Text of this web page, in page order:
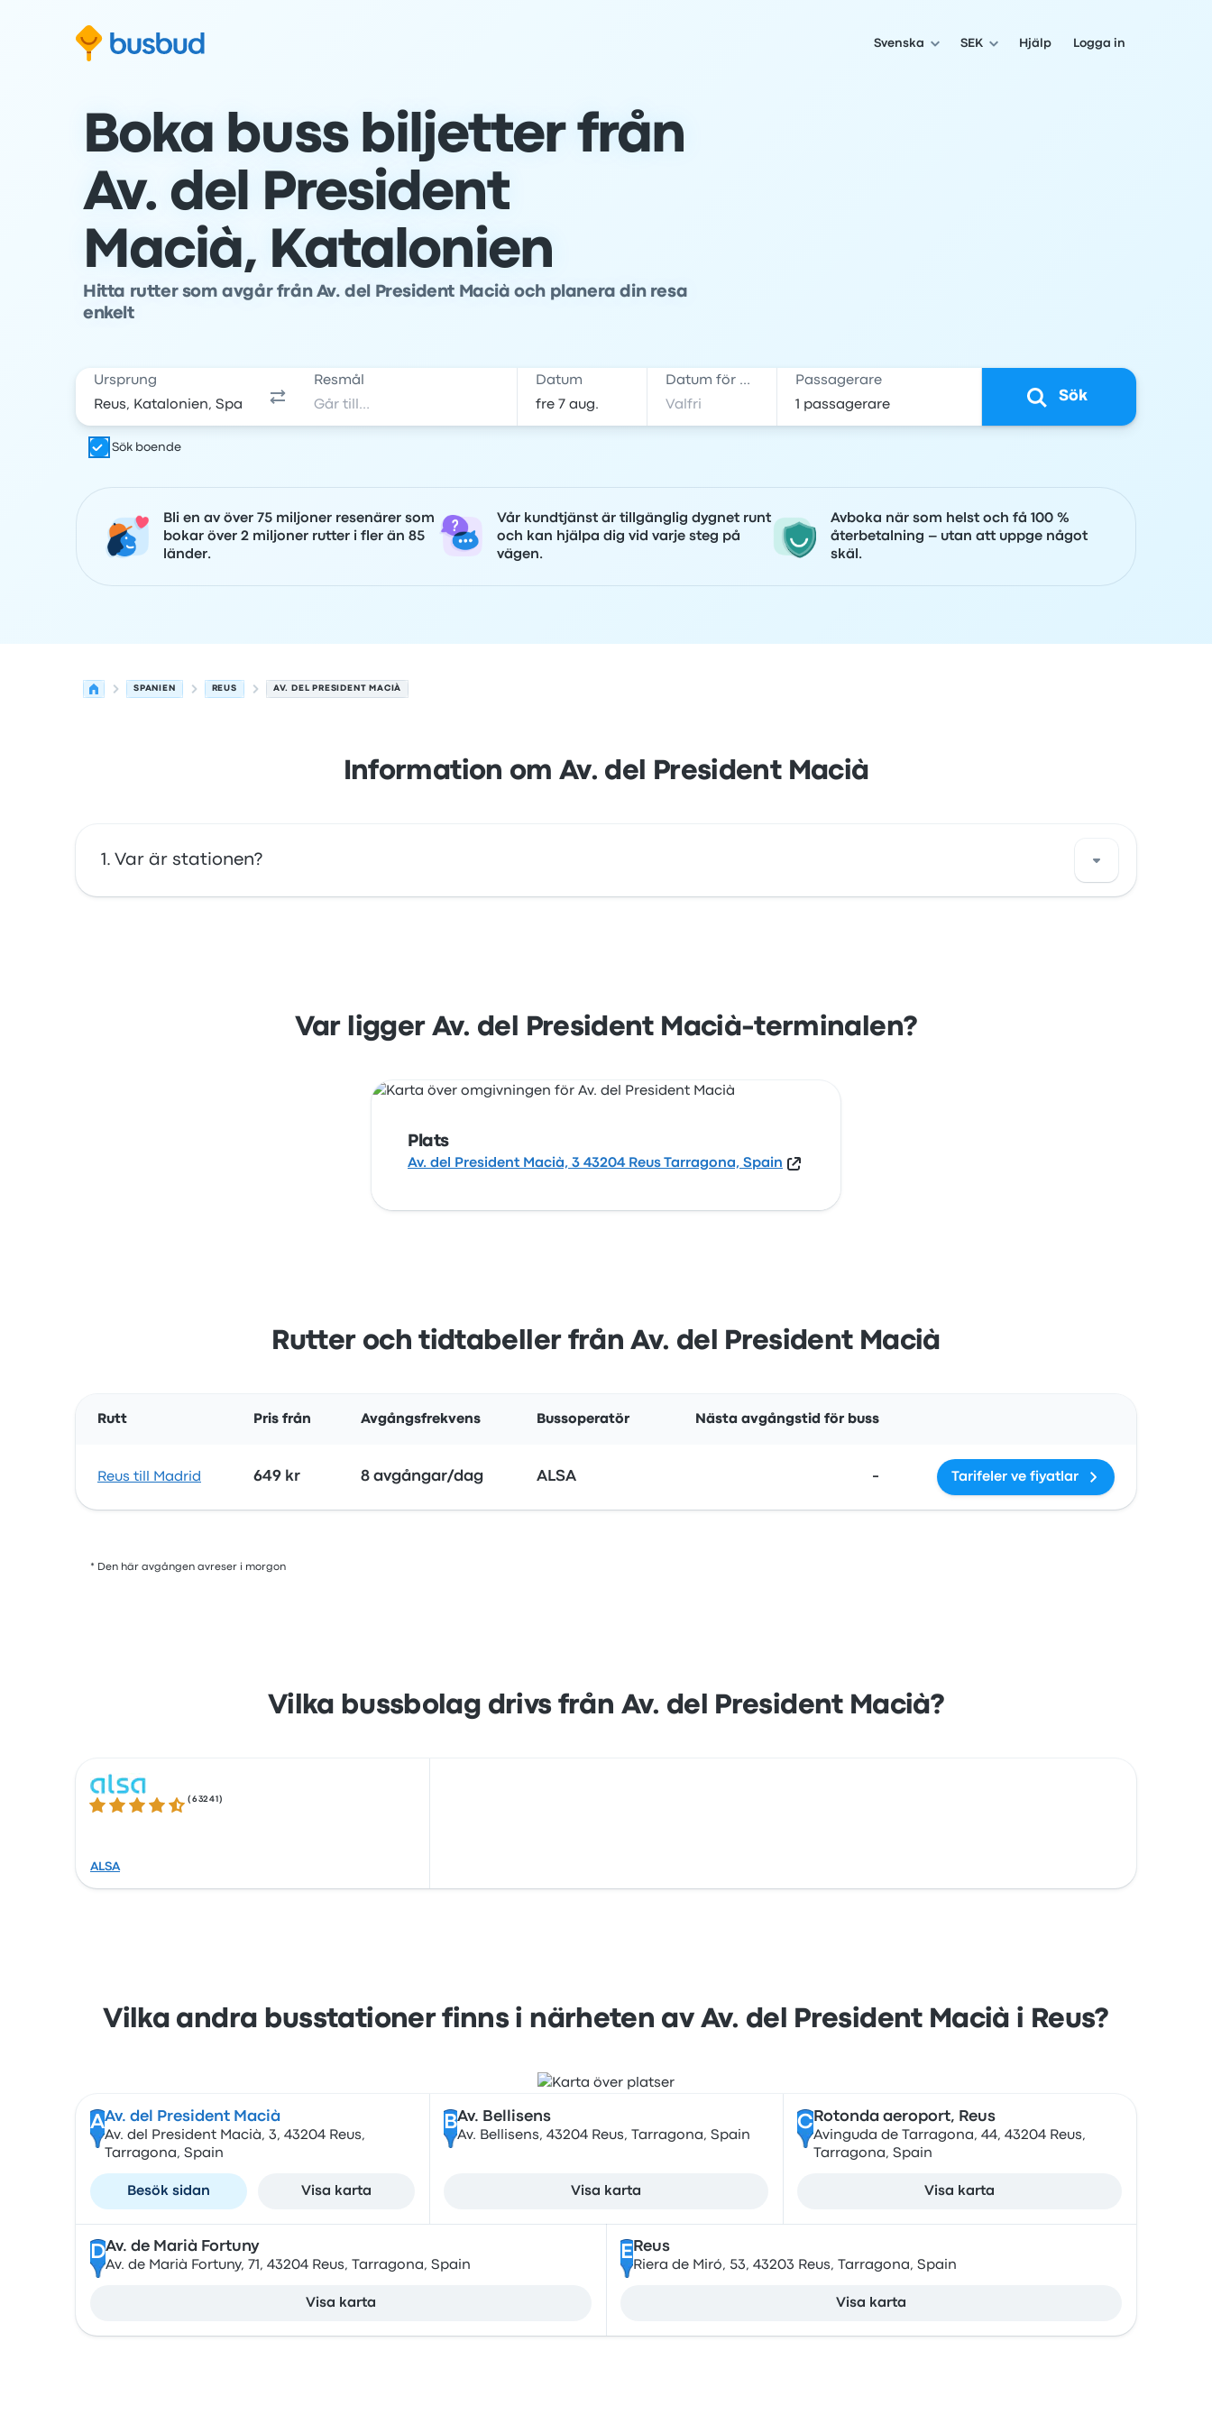
till sökformuläret
Hoppa till innehåll
Hoppa till sidfoten
Svenska SEK Hjälp Logga in
Boka buss biljetter från
Av. del President
Macià, Katalonien
Hitta rutter som avgår från Av. del President Macià och planera din resa
enkelt
Ursprung Resmål Datum Datum för hemresa Passagerare
Sök
Sök boende
Bli en av över 75 miljoner resenärer som
bokar över 2 miljoner rutter i fler än 85
länder.
Vår kundtjänst är tillgänglig dygnet runt
och kan hjälpa dig vid varje steg på
vägen.
Avboka när som helst och få 100 %
återbetalning – utan att uppge något
skäl.
SPANIEN REUS AV. DEL PRESIDENT MACIÀ
Information om Av. del President Macià
Var är stationen?
Var ligger Av. del President Macià-terminalen?
Plats
Av. del President Macià, 3 43204 Reus Tarragona, Spain
Rutter och tidtabeller från Av. del President Macià
Rutt Pris från Avgångsfrekvens Bussoperatör Nästa avgångstid för buss
Reus till Madrid 649 kr 8 avgångar/dag ALSA - Tarifeler ve fiyatlar
* Den här avgången avreser i morgon
Vilka bussbolag drivs från Av. del President Macià?
4.3 ur 5 stjärnor( 63241 )
ALSA
Vilka andra busstationer finns i närheten av Av. del President Macià i Reus?
AAv. del President Macià
Av. del President Macià, 3, 43204 Reus,
Tarragona, Spain
Besök sidan Visa karta
BAv. Bellisens
Av. Bellisens, 43204 Reus, Tarragona, Spain
Visa karta
CRotonda aeroport, Reus
Avinguda de Tarragona, 44, 43204 Reus,
Tarragona, Spain
Visa karta
DAv. de Marià Fortuny
Av. de Marià Fortuny, 71, 43204 Reus, Tarragona, Spain
Visa karta
E Reus
Riera de Miró, 53, 43203 Reus, Tarragona, Spain
Visa karta